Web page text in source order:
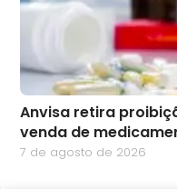
Anvisa retira
venda de
7 de agosto de 2026